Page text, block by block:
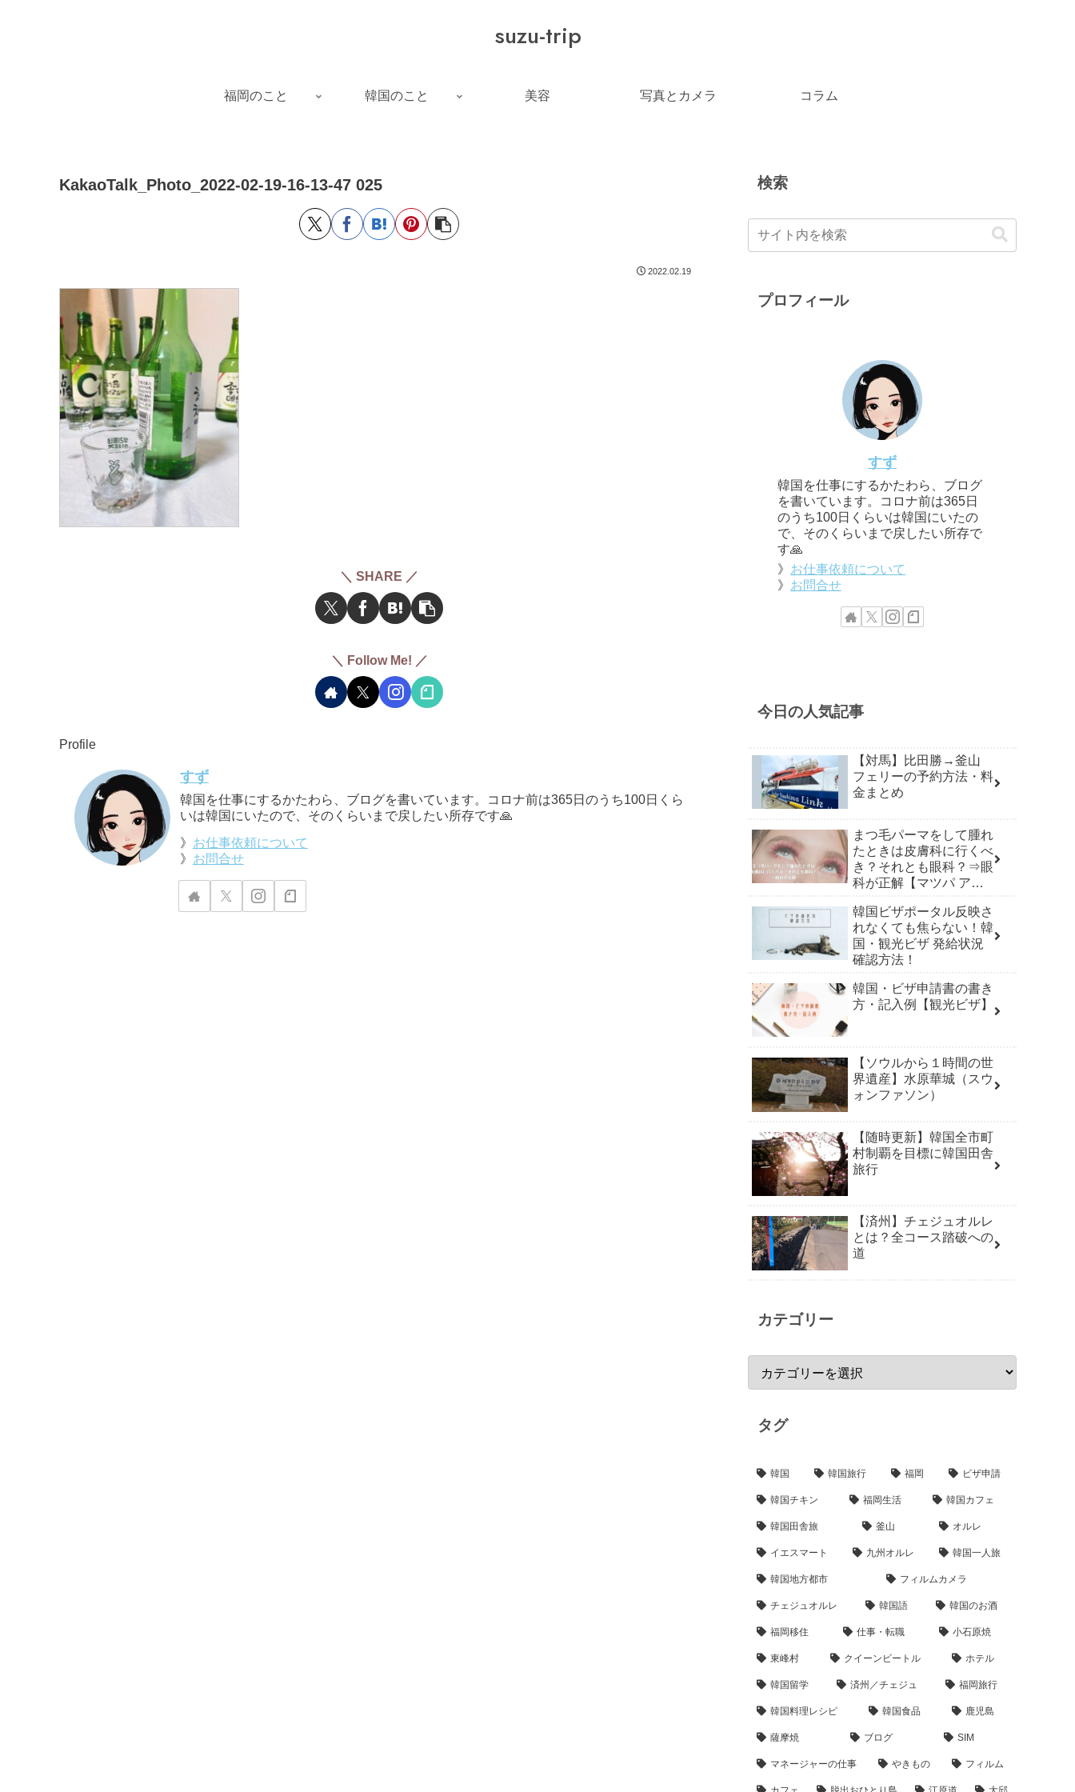
suzu-trip
福岡のこと 韓国のこと 美容 写真とカメラ コラム
KakaoTalk_Photo_2022-02-19-16-13-47 025
2022.02.19
＼ SHARE ／
＼ Follow Me! ／
Profile
すず
韓国を仕事にするかたわら、ブログを書いています。コロナ前は365日のうち100日くら
いは韓国にいたので、そのくらいまで戻したい所存です🙏
》 お仕事依頼について
》 お問合せ
検索
プロフィール
すず
韓国を仕事にするかたわら、ブログ
を書いています。コロナ前は365日
のうち100日くらいは韓国にいたの
で、そのくらいまで戻したい所存で
す🙏
》 お仕事依頼について
》 お問合せ
今日の人気記事
【対馬】比田勝→釜山
フェリーの予約方法・料
金まとめ
まつ毛パーマをして腫れ
たときは皮膚科に行くべ
き？それとも眼科？⇒眼
科が正解【マツパ アレ
韓国ビザポータル反映さ
れなくても焦らない！韓
国・観光ビザ 発給状況
確認方法！
韓国・ビザ申請書の書き
方・記入例【観光ビザ】
【ソウルから１時間の世
界遺産】水原華城（スウ
ォンファソン）
【随時更新】韓国全市町
村制覇を目標に韓国田舎
旅行
【済州】チェジュオルレ
とは？全コース踏破への
道
カテゴリー
タグ
韓国 韓国旅行 福岡 ビザ申請
韓国チキン 福岡生活 韓国カフェ
韓国田舎旅 釜山 オルレ
イエスマート 九州オルレ 韓国一人旅
韓国地方都市 フィルムカメラ
チェジュオルレ 韓国語 韓国のお酒
福岡移住 仕事・転職 小石原焼
東峰村 クイーンビートル ホテル
韓国留学 済州／チェジュ 福岡旅行
韓国料理レシピ 韓国食品 鹿児島
薩摩焼 ブログ SIM
マネージャーの仕事 やきもの フィルム